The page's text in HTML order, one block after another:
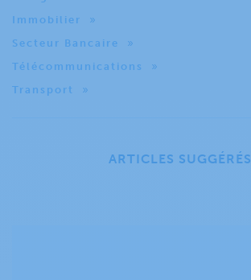
Immobilier
Secteur Bancaire
Télécommunications
Transport
ARTICLES SUGGÉRÉS